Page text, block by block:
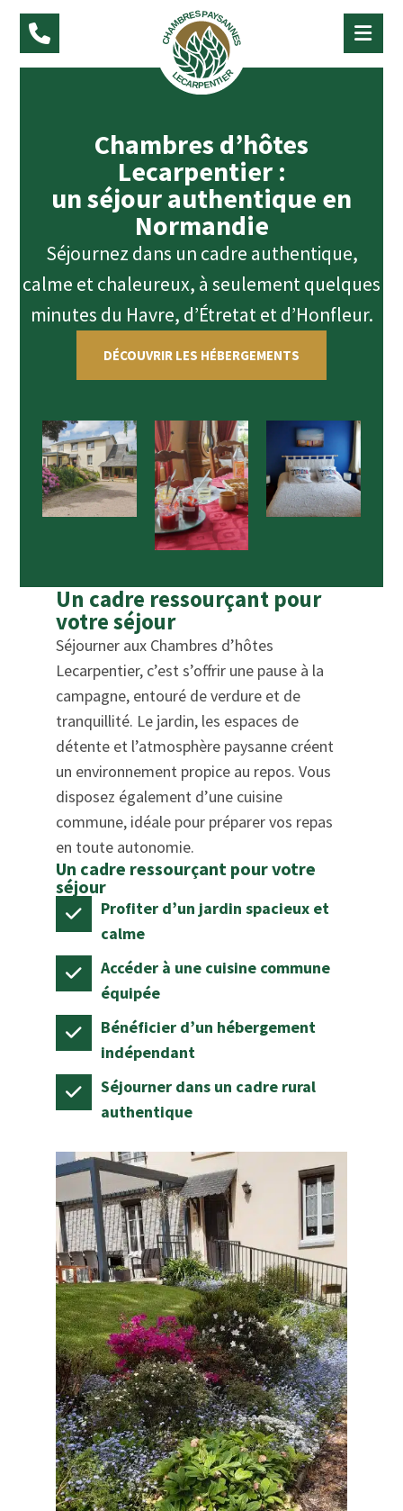
Chambres d’hôtes
Lecarpentier :
un séjour authentique en
Normandie
Séjournez dans un cadre authentique,
calme et chaleureux, à seulement quelques
minutes du Havre, d’Étretat et d’Honfleur.
DÉCOUVRIR LES HÉBERGEMENTS
Un cadre ressourçant pour
votre séjour
Séjourner aux Chambres d’hôtes
Lecarpentier, c’est s’offrir une pause à la
campagne, entouré de verdure et de
tranquillité. Le jardin, les espaces de
détente et l’atmosphère paysanne créent
un environnement propice au repos. Vous
disposez également d’une cuisine
commune, idéale pour préparer vos repas
en toute autonomie.
Un cadre ressourçant pour votre
séjour
Profiter d’un jardin spacieux et
calme
Accéder à une cuisine commune
équipée
Bénéficier d’un hébergement
indépendant
Séjourner dans un cadre rural
authentique